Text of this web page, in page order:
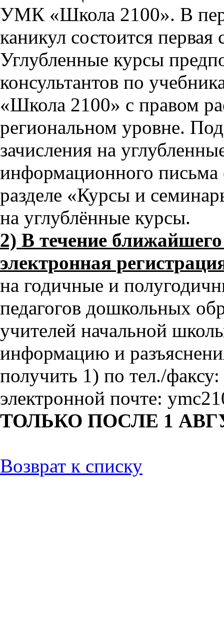
УМК «Школа 2100». В
каникул состоится первая
Углубленные курсы
консультантов по
«Школа 2100» с правом
региональном уровне.
зачисления на
информационного письма
разделе «Курсы и
на углублённые курсы.
2) В течение
электронная
на годичные и
педагогов дошкольных
учителей начальной
информацию и
получить 1) по тел./
электронной почте:
ТОЛЬКО ПОСЛЕ 1
Возврат к списку